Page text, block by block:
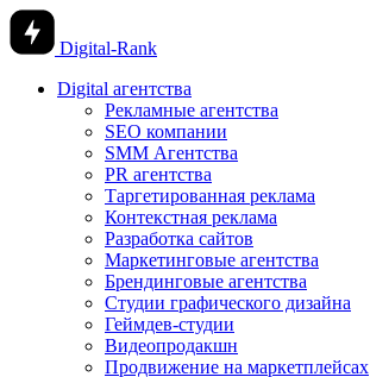
Digital-Rank
Digital агентства
Рекламные агентства
SEO компании
SMM Агентства
PR агентства
Таргетированная реклама
Контекстная реклама
Разработка сайтов
Маркетинговые агентства
Брендинговые агентства
Студии графического дизайна
Геймдев-студии
Видеопродакшн
Продвижение на маркетплейсах